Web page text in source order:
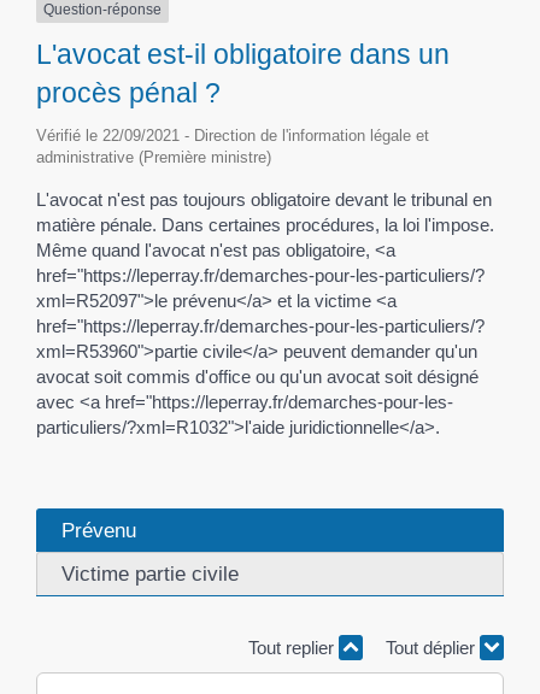
Question-réponse
L'avocat est-il obligatoire dans un
procès pénal ?
Vérifié le 22/09/2021 - Direction de l'information légale et
administrative (Première ministre)
L'avocat n'est pas toujours obligatoire devant le tribunal en
matière pénale. Dans certaines procédures, la loi l'impose.
Même quand l'avocat n'est pas obligatoire, <a
href="https://leperray.fr/demarches-pour-les-particuliers/?
xml=R52097">le prévenu</a> et la victime <a
href="https://leperray.fr/demarches-pour-les-particuliers/?
xml=R53960">partie civile</a> peuvent demander qu'un
avocat soit commis d'office ou qu'un avocat soit désigné
avec <a href="https://leperray.fr/demarches-pour-les-
particuliers/?xml=R1032">l'aide juridictionnelle</a>.
Prévenu
Victime partie civile
Tout replier Tout déplier